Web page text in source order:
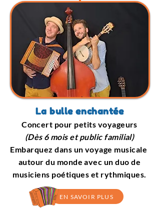
La bulle enchantée
Concert pour petits voyageurs
(Dès 6 mois et public familial)
Embarquez dans un voyage musicale
autour du monde avec un duo de
musiciens poétiques et rythmiques.
EN SAVOIR PLUS